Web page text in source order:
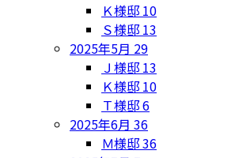
Ｋ様邸 10
Ｓ様邸 13
2025年5月 29
Ｊ様邸 13
Ｋ様邸 10
Ｔ様邸6
2025年6月 36
Ｍ様邸36